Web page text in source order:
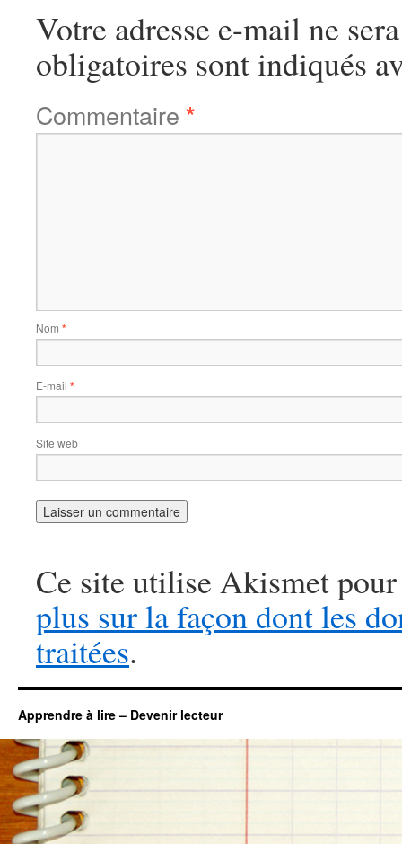
Votre adresse e-mail ne
obligatoires sont indiqués
Commentaire *
Nom *
E-mail *
Site web
Ce site utilise Akismet
plus sur la façon dont les
traitées.
Apprendre à lire – Devenir lecteur